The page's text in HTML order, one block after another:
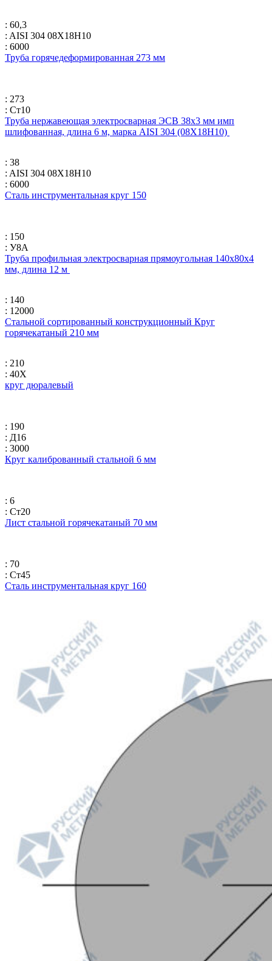
: 60,3
: AISI 304 08Х18Н10
: 6000
Труба горячедеформированная 273 мм
: 273
: Ст10
Труба нержавеющая электросварная ЭСВ 38х3 мм имп
шлифованная, длина 6 м, марка AISI 304 (08Х18Н10)
: 38
: AISI 304 08Х18Н10
: 6000
Сталь инструментальная круг 150
: 150
: У8А
Труба профильная электросварная прямоугольная 140х80х4
мм, длина 12 м
: 140
: 12000
Стальной сортированный конструкционный Круг
горячекатаный 210 мм
: 210
: 40Х
круг дюралевый
: 190
: Д16
: 3000
Круг калиброванный стальной 6 мм
: 6
: Ст20
Лист стальной горячекатаный 70 мм
: 70
: Ст45
Сталь инструментальная круг 160